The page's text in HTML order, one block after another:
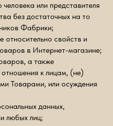
или представителя
без достаточных на то
Фабрики;
относительно свойств и
в Интернет-магазине;
а также
к лицам, (не)
Товарами, или осуждения
данных,
любых лиц;